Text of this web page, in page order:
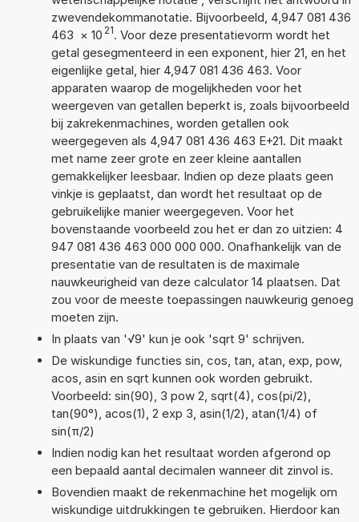
zwevendekommanotatie. Bijvoorbeeld, 4,947 081 436
463 × 10 21. Voor deze presentatievorm wordt het
getal gesegmenteerd in een exponent, hier 21, en het
eigenlijke getal, hier 4,947 081 436 463. Voor
apparaten waarop de mogelijkheden voor het
weergeven van getallen beperkt is, zoals bijvoorbeeld
bij zakrekenmachines, worden getallen ook
weergegeven als 4,947 081 436 463 E+21. Dit maakt
met name zeer grote en zeer kleine aantallen
gemakkelijker leesbaar. Indien op deze plaats geen
vinkje is geplaatst, dan wordt het resultaat op de
gebruikelijke manier weergegeven. Voor het
bovenstaande voorbeeld zou het er dan zo uitzien: 4
947 081 436 463 000 000 000. Onafhankelijk van de
presentatie van de resultaten is de maximale
nauwkeurigheid van deze calculator 14 plaatsen. Dat
zou voor de meeste toepassingen nauwkeurig genoeg
moeten zijn.
In plaats van '√9' kun je ook 'sqrt 9' schrijven.
De wiskundige functies sin, cos, tan, atan, exp, pow,
acos, asin en sqrt kunnen ook worden gebruikt.
Voorbeeld: sin(90), 3 pow 2, sqrt(4), cos(pi/2),
tan(90°), acos(1), 2 exp 3, asin(1/2), atan(1/4) of
sin(π/2)
Indien nodig kan het resultaat worden afgerond op
een bepaald aantal decimalen wanneer dit zinvol is.
Bovendien maakt de rekenmachine het mogelijk om
wiskundige uitdrukkingen te gebruiken. Hierdoor kan